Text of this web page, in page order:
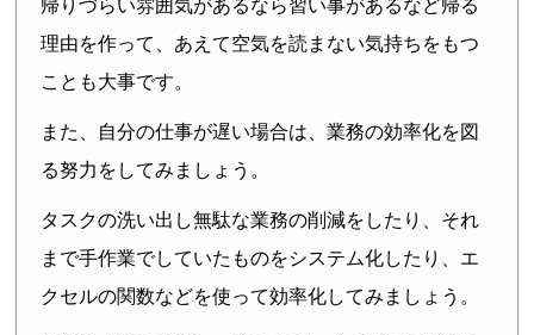
帰りづらい雰囲気があるなら習い事があるなど帰る
理由を作って、あえて空気を読まない気持ちをもつ
ことも大事です。
また、自分の仕事が遅い場合は、業務の効率化を図
る努力をしてみましょう。
タスクの洗い出し無駄な業務の削減をしたり、それ
まで手作業でしていたものをシステム化したり、エ
クセルの関数などを使って効率化してみましょう。